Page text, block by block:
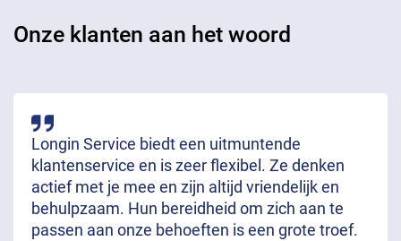
Onze klanten aan het woord
Longin Service biedt een uitmuntende
klantenservice en is zeer flexibel. Ze denken
actief met je mee en zijn altijd vriendelijk en
behulpzaam. Hun bereidheid om zich aan te
passen aan onze behoeften is een grote troef.